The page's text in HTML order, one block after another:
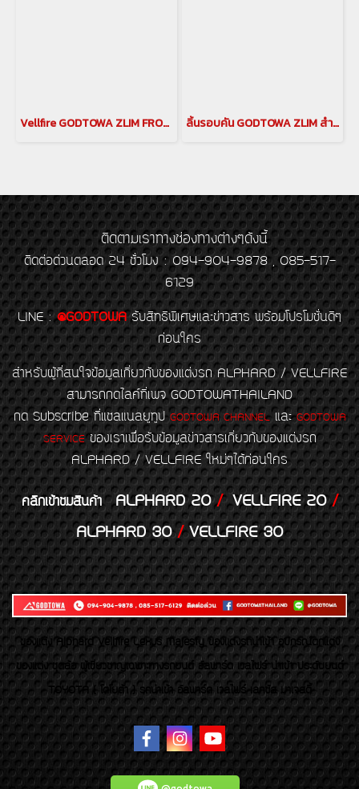
Vellfire GODTOWA ZLIM FRONT SPLITTER ลิ้นหน้ารุ่นใหม่ จากสำนักแต่ง GODTOWA ลิ้นหน้าอัลพาร์ด Vellfire Front Splitter ลิ้นรอบคัน GODTOWA ZLIM สำหรับ VELLFIRE 30 สเกิร์ตรอบคัน สำหรับเวลไฟร์30
ติดตามเราทางช่องทางต่างๆดังนี้
ติดต่อด่วนตลอด 24 ชั่วโมง : 094-904-9878 , 085-517-
6129
LINE : @GODTOWA รับสิทธิพิเศษและข่าวสาร พร้อมโปรโมชั่นดีๆ
ก่อนใคร
สำหรับผู้ที่สนใจข้อมูลเกี่ยวกับของแต่งรถ ALPHARD / VELLFIRE
สามารถกดไลค์ที่เพจ GODTOWATHAILAND
กด Subscribe ที่แชลแนลยูทูป GODTOWA CHANNELและGODTOWA
SERVICEของเราเพื่อรับข้อมูลข่าวสารเกี่ยวกับของแต่งรถ
ALPHARD / VELLFIRE ใหม่ๆได้ก่อนใคร
คลิกเข้าชมสินค้า ALPHARD 20/VELLFIRE 20/
ALPHARD 30/VELLFIRE 30
ของเเต่ง Alphard Vellfire Lexus Majesty ของเเต่งรถนำเข้า อุปกรณ์ตกแต่ง
ของแต่ง ชุดล้อ ผู้เชี่ยวชาญเฉพาะทางรถยนต์ อัลพาร์ด เวลไฟร์ นำเข้า ประดับยนต์
TOYOTA ( โตโยต้า ) รถนำเข้า อัลพาร์ด เวลไฟร์ เลกซัส มาเจสตี้